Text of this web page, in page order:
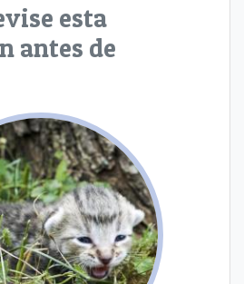
esta
antes de